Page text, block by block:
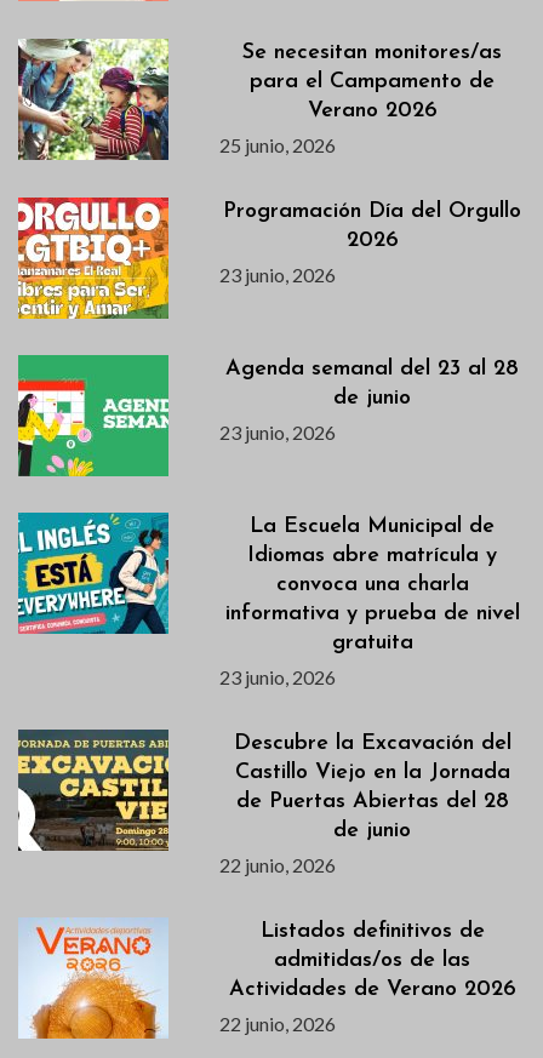
Se necesitan monitores/as
para el Campamento de
Verano 2026
25 junio, 2026
Programación Día del Orgullo
2026
23 junio, 2026
Agenda semanal del 23 al 28
de junio
23 junio, 2026
La Escuela Municipal de
Idiomas abre matrícula y
convoca una charla
informativa y prueba de nivel
gratuita
23 junio, 2026
Descubre la Excavación del
Castillo Viejo en la Jornada
de Puertas Abiertas del 28
de junio
22 junio, 2026
Listados definitivos de
admitidas/os de las
Actividades de Verano 2026
22 junio, 2026